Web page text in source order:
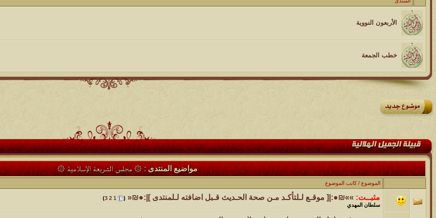
مسابقة ( اعرف من صاحب هذه الصوره )
غير اسم اللي قبلك
كاتب الموضوع
اتحداك تجيب الصورة المطلوبةّّّ!!
كاتب الموضوع
المنتدى كالأنسان
أبو عبدالله البسام 17
الموضوع كاتب الموضوع مشاركات
ܓܨ الإعجآز العلمي في التين و الزيتون , الذي ادخل الفريق البحث الى الأسلآم ܓܨ
الميآسية 30
الأربعون النووية
خطب الجمعة
مواضيع المنتدى: ۞ مجلس الشريعة الإسلامية ۞
الموضوع /كاتب الموضوع
مثبــت: »»₪●:|[ موقـع لـلتأكـد مـن صحة الحـديث قـبل اضافته لـلمنتدى ]|:●₪« (
1
2
3
)
سلطان المهدي